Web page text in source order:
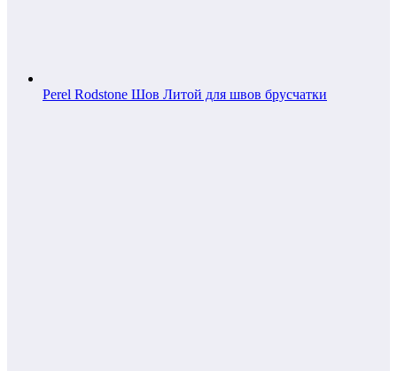
Perel Rodstone Шов Литой для швов брусчатки